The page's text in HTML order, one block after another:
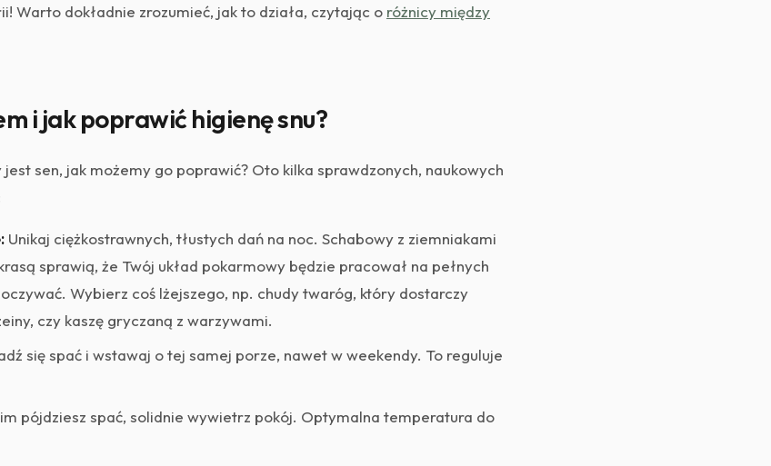
Warto dokładnie zrozumieć, jak to działa, czytając o różnicy między
i jak poprawić higienę snu?
jest sen, jak możemy go poprawić? Oto kilka sprawdzonych, naukowych
Unikaj ciężkostrawnych, tłustych dań na noc. Schabowy z ziemniakami
sprawią, że Twój układ pokarmowy będzie pracował na pełnych
Wybierz coś lżejszego, np. chudy twaróg, który dostarczy
czy kaszę gryczaną z warzywami.
się spać i wstawaj o tej samej porze, nawet w weekendy. To reguluje
pójdziesz spać, solidnie wywietrz pokój. Optymalna temperatura do